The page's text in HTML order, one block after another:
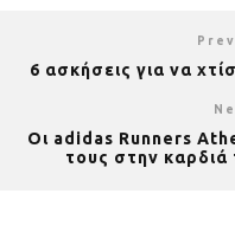
6 ασκήσεις για να
Οι adidas Runners
τους στην καρδιά